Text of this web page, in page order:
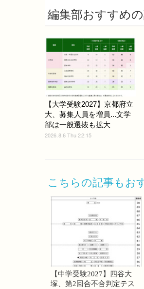
編集部おすすめ
【大学受験2027】京都府立
大、募集人員を増員...文学
部は一般選抜も拡大
2026.8.6 Thu 22:15
こちらの記事もお
【中学受験2027】四谷大
塚、第2回合不合判定テス